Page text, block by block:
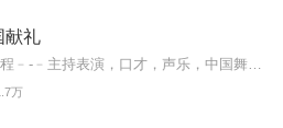
献礼
万